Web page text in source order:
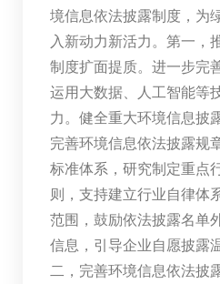
境信息依法披露制度，为
入新动力新活力。第一，
制度扩面提质。进一步完
运用大数据、人工智能等
力。健全重大环境信息披
完善环境信息依法披露规
标准体系，研究制定重点
则，支持建立行业自律体
范围，鼓励依法披露名单
信息，引导企业自愿披露
二，完善环境信息依法披